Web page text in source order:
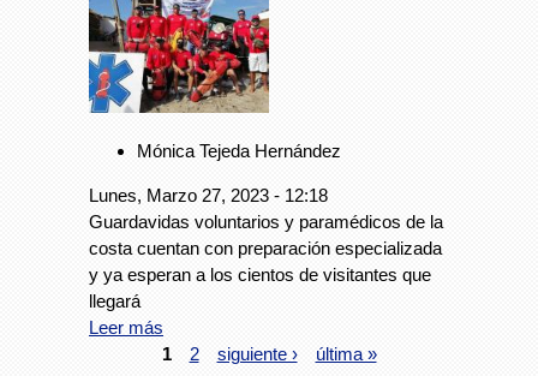
Mónica Tejeda Hernández
Lunes, Marzo 27, 2023 - 12:18
Guardavidas voluntarios y paramédicos de la
costa cuentan con preparación especializada
y ya esperan a los cientos de visitantes que
llegará
Leer más
1
2 siguiente › última »